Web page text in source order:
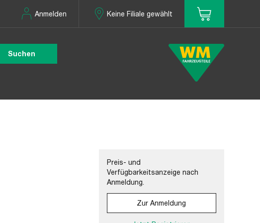
Anmelden Keine Filiale gewählt
Suchen
Preis- und
Verfügbarkeitsanzeige nach
Anmeldung.
Zur Anmeldung